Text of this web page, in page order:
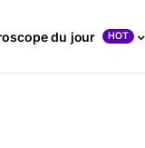
du jour HOT